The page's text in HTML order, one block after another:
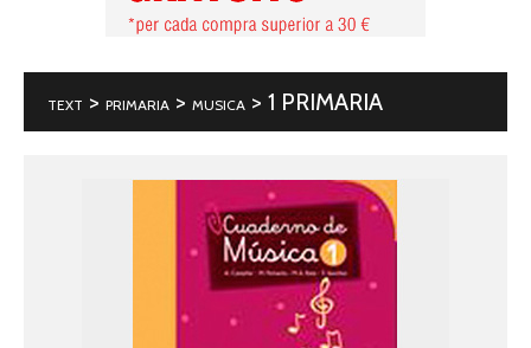
TEXT > PRIMARIA > MUSICA > 1 PRIMARIA